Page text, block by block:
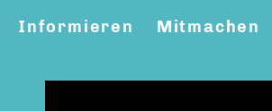
Informieren Mitmachen